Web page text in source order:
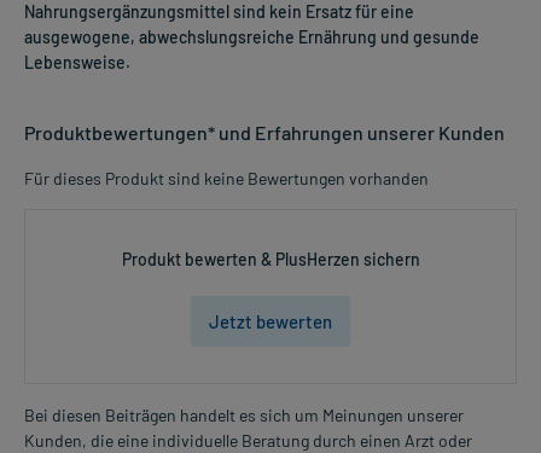
Nahrungsergänzungsmittel sind kein Ersatz für eine
ausgewogene, abwechslungsreiche Ernährung und gesunde
Lebensweise.
Produktbewertungen* und Erfahrungen unserer Kunden
Für dieses Produkt sind keine Bewertungen vorhanden
Produkt bewerten & PlusHerzen sichern
Jetzt bewerten
Bei diesen Beiträgen handelt es sich um Meinungen unserer
Kunden, die eine individuelle Beratung durch einen Arzt oder